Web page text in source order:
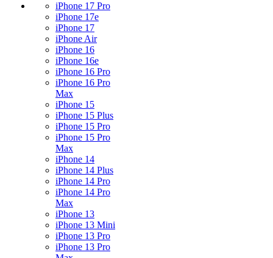
iPhone 17 Pro
iPhone 17e
iPhone 17
iPhone Air
iPhone 16
iPhone 16e
iPhone 16 Pro
iPhone 16 Pro
Max
iPhone 15
iPhone 15 Plus
iPhone 15 Pro
iPhone 15 Pro
Max
iPhone 14
iPhone 14 Plus
iPhone 14 Pro
iPhone 14 Pro
Max
iPhone 13
iPhone 13 Mini
iPhone 13 Pro
iPhone 13 Pro